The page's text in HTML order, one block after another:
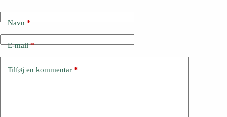
Navn*
E-mail*
Tilføj en kommentar *